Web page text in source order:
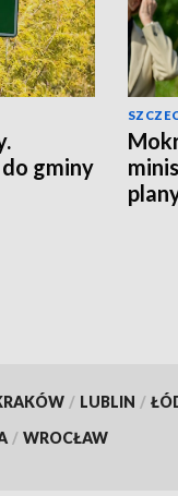
gminy
/ LUBLIN /
/ WROCŁAW